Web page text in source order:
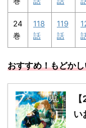
24
巻
118
話
119
話
おすすめ！もどか
い